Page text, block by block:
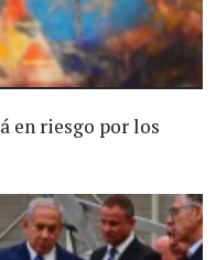
en riesgo por los